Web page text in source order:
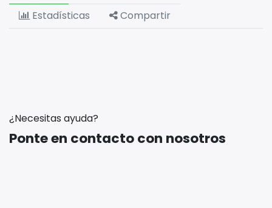
Estadísticas
Compartir
¿Necesitas ayuda?
Ponte en contacto con nosotros